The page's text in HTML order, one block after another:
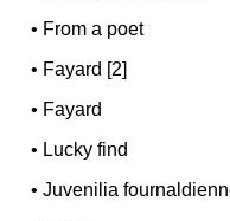
• From a poet
• Fayard [2]
• Fayard
• Lucky find
•Juvenilia